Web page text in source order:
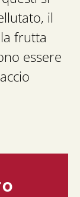
il
frutta
essere